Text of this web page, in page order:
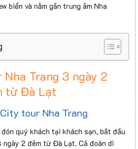
biển và nằm gần trung âm Nha
Trang 3 ngày 2
từ Đà Lạt
tour Nha Trang
quý khách tại khách sạn, bắt đầu
ngày 2 đêm từ Đà Lạt. Cả đoàn di